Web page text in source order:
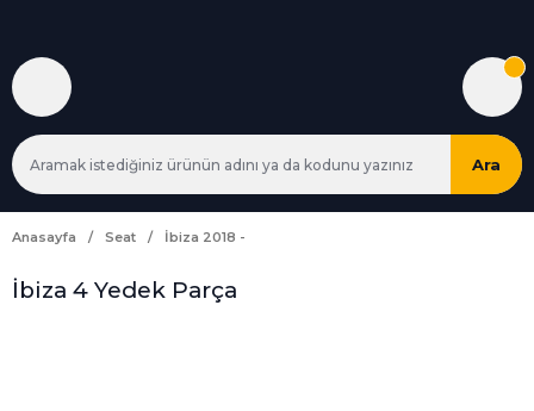
Ara
Anasayfa Seat İbiza 2018 -
İbiza 4 Yedek Parça